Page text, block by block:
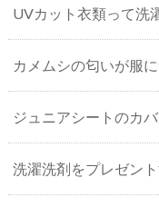
UVカット衣類って洗
カメムシの匂いが服
ジュニアシートのカ
洗濯洗剤をプレゼン